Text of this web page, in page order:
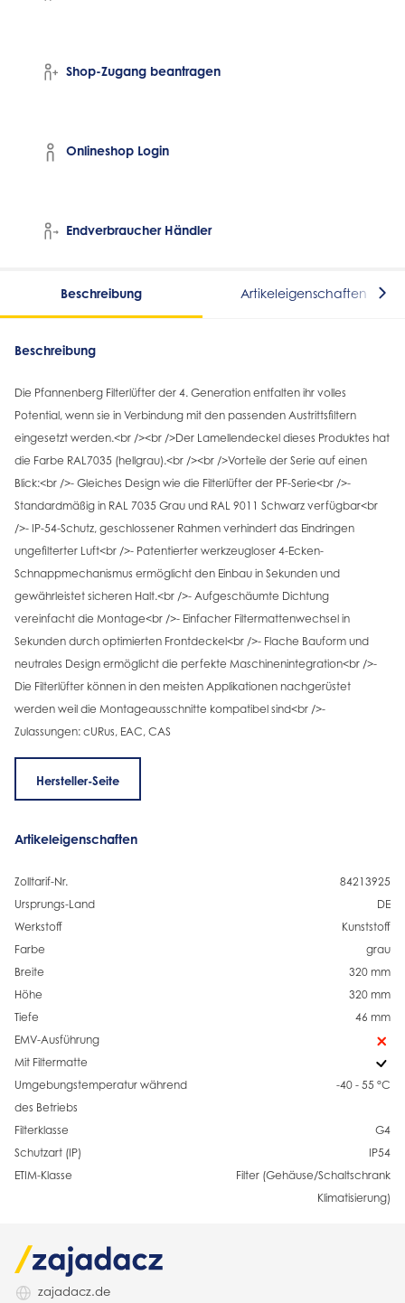
Beschreibung Artikeleigenschaften
Beschreibung
Die Pfannenberg Filterlüfter der 4. Generation entfalten ihr volles
Potential, wenn sie in Verbindung mit den passenden Austrittsfiltern
eingesetzt werden.<br /><br />Der Lamellendeckel dieses Produktes hat
die Farbe RAL7035 (hellgrau).<br /><br />Vorteile der Serie auf einen
Blick:<br />- Gleiches Design wie die Filterlüfter der PF-Serie<br />-
Standardmäßig in RAL 7035 Grau und RAL 9011 Schwarz verfügbar<br
/>- IP-54-Schutz, geschlossener Rahmen verhindert das Eindringen
ungefilterter Luft<br />- Patentierter werkzeugloser 4-Ecken-
Schnappmechanismus ermöglicht den Einbau in Sekunden und
gewährleistet sicheren Halt.<br />- Aufgeschäumte Dichtung
vereinfacht die Montage<br />- Einfacher Filtermattenwechsel in
Sekunden durch optimierten Frontdeckel<br />- Flache Bauform und
neutrales Design ermöglicht die perfekte Maschinenintegration<br />-
Die Filterlüfter können in den meisten Applikationen nachgerüstet
werden weil die Montageausschnitte kompatibel sind<br />-
Zulassungen: cURus, EAC, CAS
Hersteller-Seite
Artikeleigenschaften
Zolltarif-Nr.
84213925
Ursprungs-Land
DE
Werkstoff
Kunststoff
Farbe
grau
Breite
320 mm
Höhe
320 mm
Tiefe
46 mm
EMV-Ausführung
Mit Filtermatte
Umgebungstemperatur während
des Betriebs
-40 - 55 °C
Filterklasse
G4
Schutzart (IP)
IP54
ETIM-Klasse
Filter (Gehäuse/Schaltschrank
Klimatisierung)
Shop-Zugang beantragen
Onlineshop Login
Endverbraucher Händler
zajadacz.de